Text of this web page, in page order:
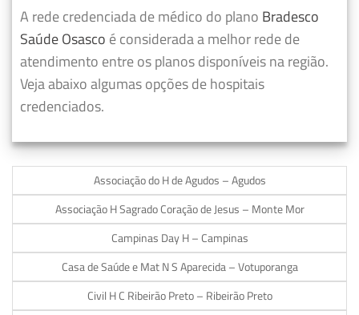
A rede credenciada de médico do plano Bradesco
Saúde Osasco é considerada a melhor rede de
atendimento entre os planos disponíveis na região.
Veja abaixo algumas opções de hospitais
credenciados.
Associação do H de Agudos – Agudos
Associação H Sagrado Coração de Jesus – Monte Mor
Campinas Day H – Campinas
Casa de Saúde e Mat N S Aparecida – Votuporanga
Civil H C Ribeirão Preto – Ribeirão Preto